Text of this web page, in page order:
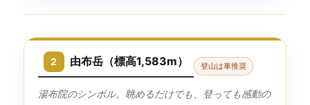
2 由布岳（標高1,583m） 登山は車推奨
湯布院のシンボル。眺めるだけでも、登っても感動の